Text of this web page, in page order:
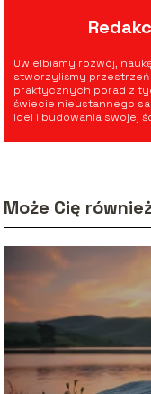
Uwielbiamy rozwój,
stworzyliśmy przestrzeń
praktycznych porad z
świecie nieustannego
idei i budowania swojej
Może Cię